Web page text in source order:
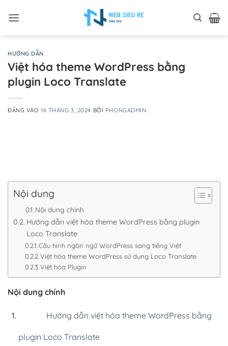
qua
HƯỚNG DẪN
Việt hóa theme WordPress bằng
plugin Loco Translate
ĐĂNG VÀO16 THÁNG 3, 2024 BỞI PHONGADMIN
Nội dung
Nội dung chính
Hướng dẫn việt hóa theme WordPress bằng plugin
Loco Translate
Cấu hình ngôn ngữ WordPress sang tiếng Việt
Việt hóa theme WordPress sử dụng Loco Translate
Việt hóa Plugin
Nội dung chính
Hướng dẫn việt hóa theme WordPress bằng
plugin Loco Translate